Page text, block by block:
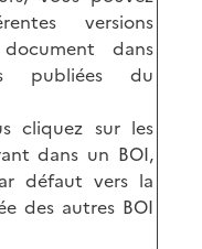
versions
dans
publiées du
cliquez sur les
dans un BOI,
défaut vers la
des autres BOI